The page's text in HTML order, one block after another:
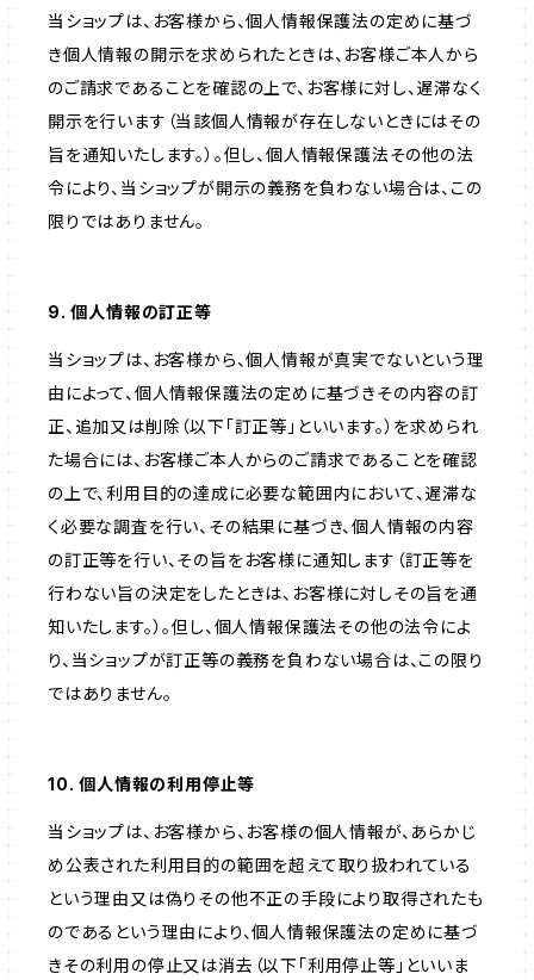
当ショップは、お客様から、個人情報保護法の定めに基づ
き個人情報の開示を求められたときは、お客様ご本人から
のご請求であることを確認の上で、お客様に対し、遅滞なく
開示を行います（当該個人情報が存在しないときにはその
旨を通知いたします。）。但し、個人情報保護法その他の法
令により、当ショップが開示の義務を負わない場合は、この
限りではありません。
9. 個人情報の訂正等
当ショップは、お客様から、個人情報が真実でないという理
由によって、個人情報保護法の定めに基づきその内容の訂
正、追加又は削除（以下「訂正等」といいます。）を求められ
た場合には、お客様ご本人からのご請求であることを確認
の上で、利用目的の達成に必要な範囲内において、遅滞な
く必要な調査を行い、その結果に基づき、個人情報の内容
の訂正等を行い、その旨をお客様に通知します（訂正等を
行わない旨の決定をしたときは、お客様に対しその旨を通
知いたします。）。但し、個人情報保護法その他の法令によ
り、当ショップが訂正等の義務を負わない場合は、この限り
ではありません。
10. 個人情報の利用停止等
当ショップは、お客様から、お客様の個人情報が、あらかじ
め公表された利用目的の範囲を超えて取り扱われている
という理由又は偽りその他不正の手段により取得されたも
のであるという理由により、個人情報保護法の定めに基づ
きその利用の停止又は消去（以下「利用停止等」といいま